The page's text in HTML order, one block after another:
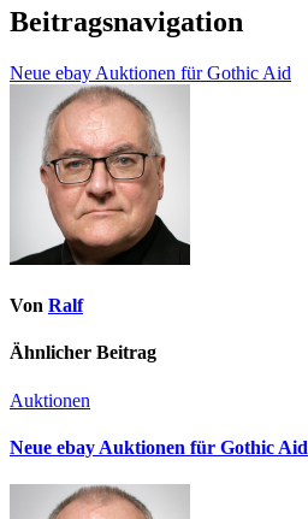
Beitragsnavigation
Neue ebay Auktionen für Gothic Aid
Von Ralf
Ähnlicher Beitrag
Auktionen
Neue ebay Auktionen für Gothic Aid